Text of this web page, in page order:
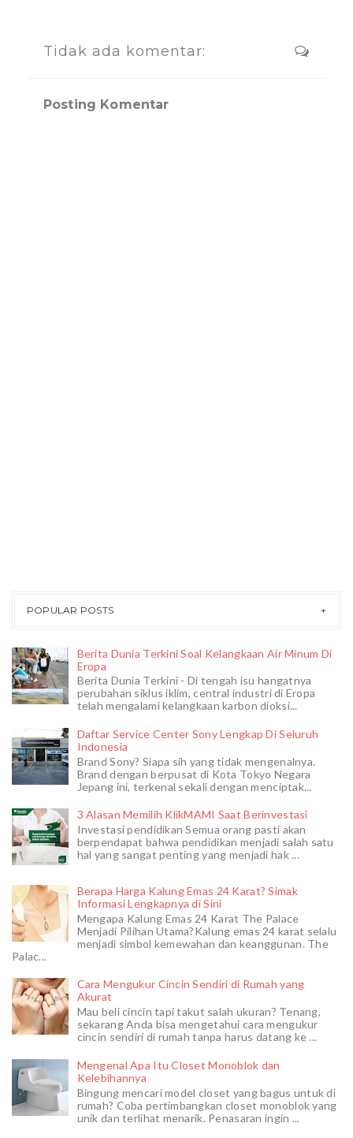
Tidak ada komentar:
Posting Komentar
POPULAR POSTS
Berita Dunia Terkini Soal Kelangkaan Air Minum Di
Eropa
Berita Dunia Terkini - Di tengah isu hangatnya
perubahan siklus iklim, central industri di Eropa
telah mengalami kelangkaan karbon dioksi...
Daftar Service Center Sony Lengkap Di Seluruh
Indonesia
Brand Sony? Siapa sih yang tidak mengenalnya.
Brand dengan berpusat di Kota Tokyo Negara
Jepang ini, terkenal sekali dengan menciptak...
3 Alasan Memilih KlikMAMI Saat Berinvestasi
Investasi pendidikan Semua orang pasti akan
berpendapat bahwa pendidikan menjadi salah satu
hal yang sangat penting yang menjadi hak ...
Berapa Harga Kalung Emas 24 Karat? Simak
Informasi Lengkapnya di Sini
Mengapa Kalung Emas 24 Karat The Palace
Menjadi Pilihan Utama?Kalung emas 24 karat selalu
menjadi simbol kemewahan dan keanggunan. The
Palac...
Cara Mengukur Cincin Sendiri di Rumah yang
Akurat
Mau beli cincin tapi takut salah ukuran? Tenang,
sekarang Anda bisa mengetahui cara mengukur
cincin sendiri di rumah tanpa harus datang ke ...
Mengenal Apa Itu Closet Monoblok dan
Kelebihannya
Bingung mencari model closet yang bagus untuk di
rumah? Coba pertimbangkan closet monoblok yang
unik dan terlihat menarik. Penasaran ingin ...